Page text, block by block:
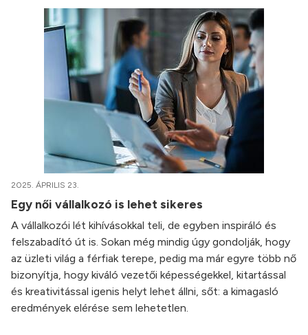
2025. ÁPRILIS 23.
Egy női vállalkozó is lehet sikeres
A vállalkozói lét kihívásokkal teli, de egyben inspiráló és
felszabadító út is. Sokan még mindig úgy gondolják, hogy
az üzleti világ a férfiak terepe, pedig ma már egyre több nő
bizonyítja, hogy kiváló vezetői képességekkel, kitartással
és kreativitással igenis helyt lehet állni, sőt: a kimagasló
eredmények elérése sem lehetetlen.